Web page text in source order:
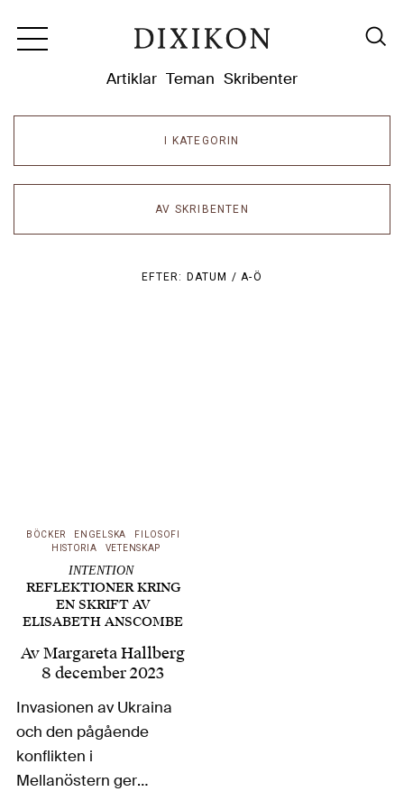
Artiklar Teman Skribenter
I KATEGORIN
AV SKRIBENTEN
EFTER: DATUM /A-Ö
BÖCKER ENGELSKA
FILOSOFI
HISTORIA
VETENSKAP
INTENTION
REFLEKTIONER KRING
EN SKRIFT AV
ELISABETH ANSCOMBE
AvMargareta Hallberg
8 december 2023
Invasionen av Ukraina
och den pågående
konflikten i
Mellanöstern ger